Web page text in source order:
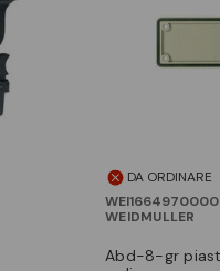
DA ORDINARE
WEI1664970000
WEIDMULLER
abd-8-gr piastra chius 24